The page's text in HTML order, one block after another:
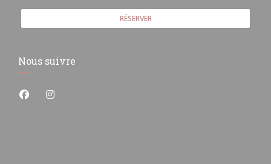
RÉSERVER
Nous suivre
Facebook ((ouvre une nouvelle fenêtre))
Instagram ((ouvre une nouvelle fenêtre))